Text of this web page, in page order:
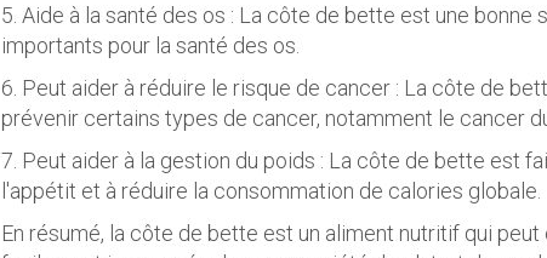
5. Aide à la santé des os : La côte de bette est une
importants pour la santé des os.
6. Peut aider à réduire le risque de cancer : La côte de
prévenir certains types de cancer, notamment le cancer
7. Peut aider à la gestion du poids : La côte de bette est
l'appétit et à réduire la consommation de calories globale.
En résumé, la côte de bette est un aliment nutritif qui